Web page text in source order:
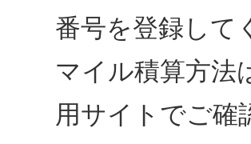
番号を登録して
マイル積算方法
用サイトでご確